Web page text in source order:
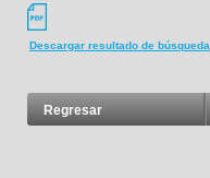
Descargar resultado de búsqueda
Regresar